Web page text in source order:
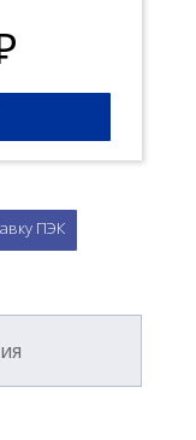
ПЭК